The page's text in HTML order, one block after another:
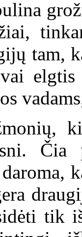
tam,
elgtis
tik